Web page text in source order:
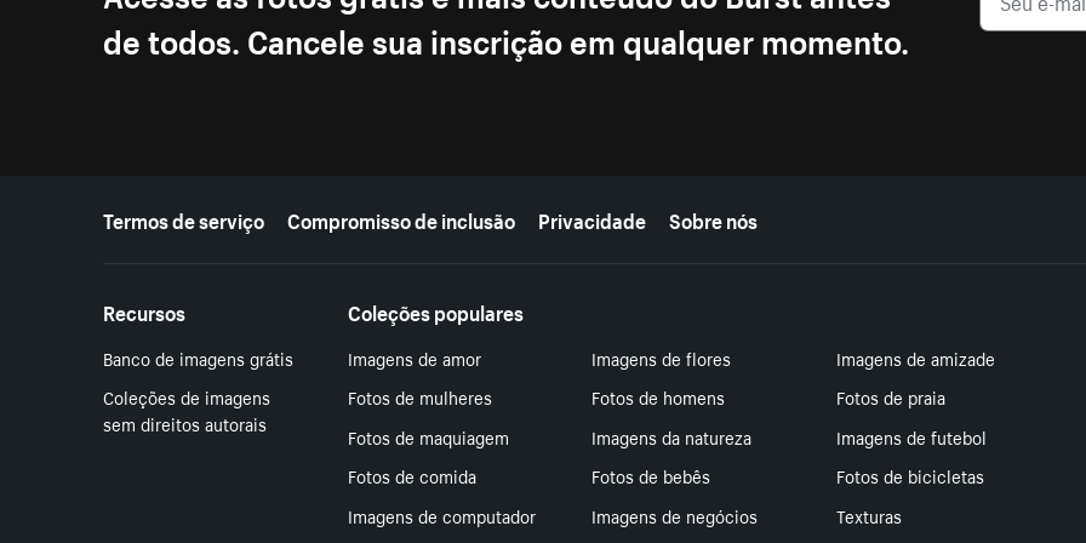
de todos. Cancele sua inscrição em qualquer momento.
Mais recursos
Termos de serviço Compromisso de inclusão Privacidade Sobre nós
Recursos
Banco de imagens grátis
Coleções de imagens
sem direitos autorais
Coleções populares
Imagens de amor Imagens de flores
Imagens de amizade
Fotos de mulheres
Fotos de homens
Fotos de praia
Fotos de maquiagem
Imagens da natureza
Imagens de futebol
Fotos de comida
Fotos de bebês
Fotos de bicicletas
Imagens de computador
Imagens de negócios
Texturas